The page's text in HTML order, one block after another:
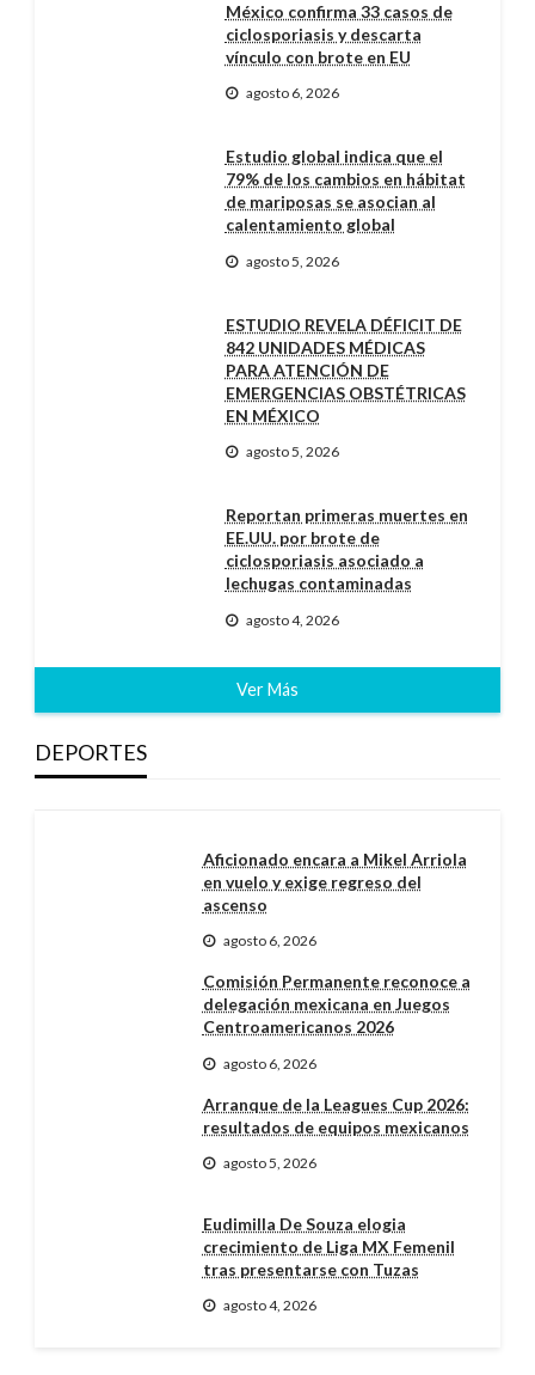
México confirma 33 casos de
ciclosporiasis y descarta
vínculo con brote en EU
agosto 6, 2026
Estudio global indica que el
79% de los cambios en hábitat
de mariposas se asocian al
calentamiento global
agosto 5, 2026
ESTUDIO REVELA DÉFICIT DE
842 UNIDADES MÉDICAS
PARA ATENCIÓN DE
EMERGENCIAS OBSTÉTRICAS
EN MÉXICO
agosto 5, 2026
Reportan primeras muertes en
EE.UU. por brote de
ciclosporiasis asociado a
lechugas contaminadas
agosto 4, 2026
Ver Más
DEPORTES
Aficionado encara a Mikel Arriola
en vuelo y exige regreso del
ascenso
agosto 6, 2026
Comisión Permanente reconoce a
delegación mexicana en Juegos
Centroamericanos 2026
agosto 6, 2026
Arranque de la Leagues Cup 2026:
resultados de equipos mexicanos
agosto 5, 2026
Eudimilla De Souza elogia
crecimiento de Liga MX Femenil
tras presentarse con Tuzas
agosto 4, 2026